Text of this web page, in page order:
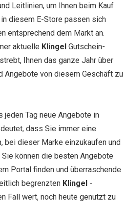
Leitlinien, um Ihnen beim Kauf
diesem E-Store passen sich
entsprechend dem Markt an.
aktuelle Klingel Gutschein-
Ihnen das ganze Jahr über
Angebote von diesem Geschäft zu
jeden Tag neue Angebote in
dass Sie immer eine
bei dieser Marke einzukaufen und
können die besten Angebote
Portal finden und überraschende
begrenzten Klingel -
Fall wert, noch heute genutzt zu